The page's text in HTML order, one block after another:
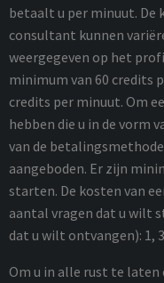
betaalt u per minuut. De
consultant kunnen
weergegeven op het
minimum van 60 credits
credits per minuut. Om
hebben die u in de vorm
van de
aangeboden. Er zijn
starten. De kosten van
aantal vragen dat u wilt
dat u wilt ontvangen): 1,
Om u in alle rust te